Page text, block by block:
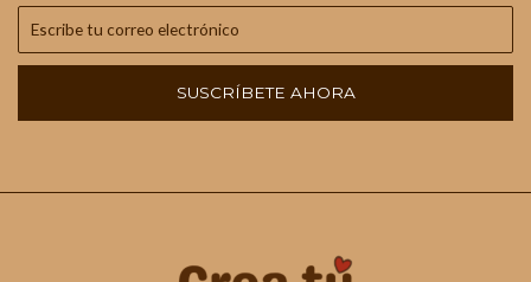
SUSCRÍBETE AHORA